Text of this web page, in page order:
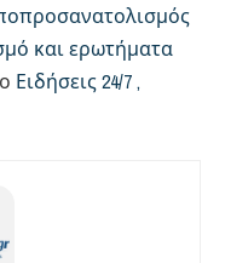
και ερωτήματα
Ειδήσεις 24/7 ,